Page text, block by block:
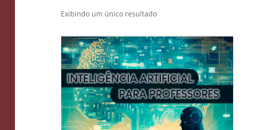
Exibindo um único resultado